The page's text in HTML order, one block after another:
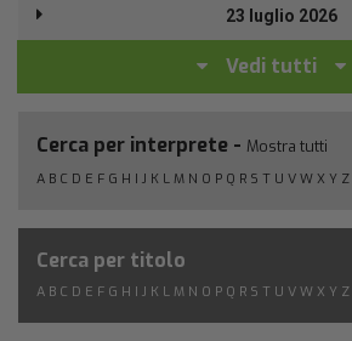
23 luglio 2026
Vedi tutti
Cerca per interprete - Mostra tutti
A B C D E F G H I J K L M N O P Q R S T U V W X Y Z
Cerca per titolo
A B C D E F G H I J K L M N O P Q R S T U V W X Y Z